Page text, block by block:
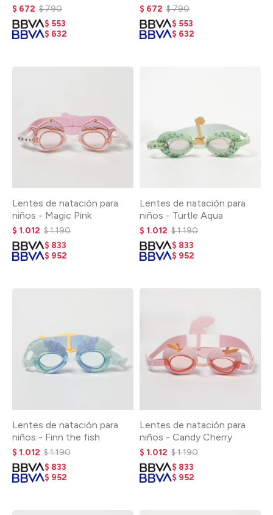
$ 672 $790
$ 553
$ 632
$ 672 $790
$ 553
$ 632
Lentes de natación para
niños - Magic Pink
$ 1.012 $1.190
$ 833
$ 952
Lentes de natación para
niños - Turtle Aqua
$ 1.012 $1.190
$ 833
$ 952
Lentes de natación para
niños - Finn the fish
$ 1.012 $1.190
$ 833
$ 952
Lentes de natación para
niños - Candy Cherry
$ 1.012 $1.190
$ 833
$ 952